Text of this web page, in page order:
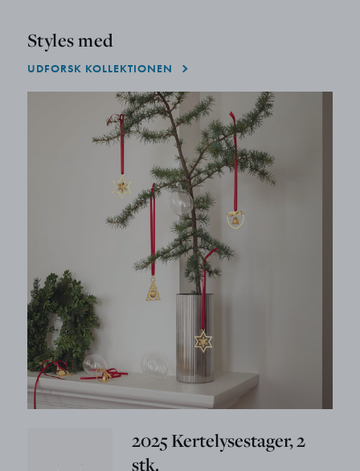
Styles med
UDFORSK KOLLEKTIONEN
2025 Kertelysestager, 2
stk.